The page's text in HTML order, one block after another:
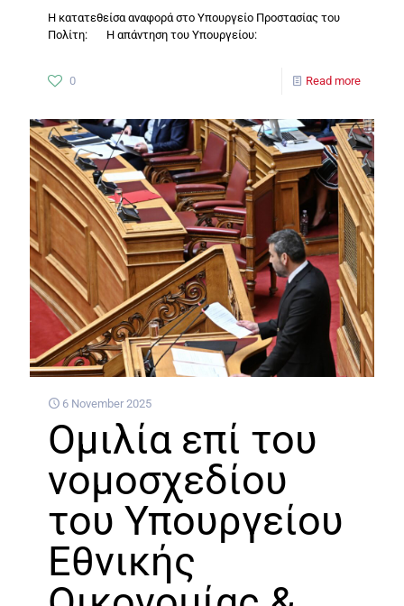
Η κατατεθείσα αναφορά στο Υπουργείο Προστασίας του
Πολίτη: Η απάντηση του Υπουργείου:
0 Read more
6 November 2025
Ομιλία επί του
νομοσχεδίου
του Υπουργείου
Εθνικής